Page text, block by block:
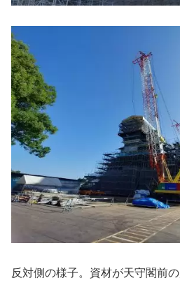
反対側の様子。資材が天守閣前